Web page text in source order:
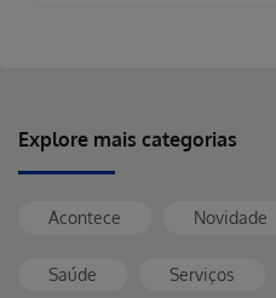
Explore mais categorias
Acontece Novidade
Saúde Serviços